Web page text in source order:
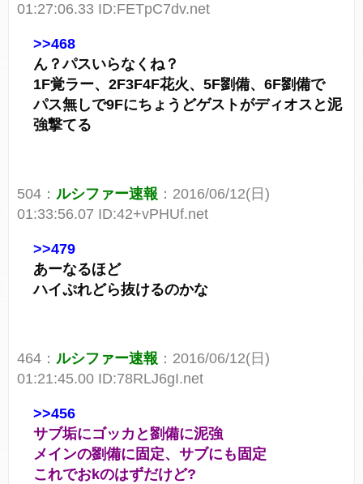
01:27:06.33 ID:FETpC7dv.net
>>468
ん？パスいらなくね？
1F覚ラー、2F3F4F花火、5F劉備、6F劉備で
パス無しで9Fにちょうどゲストがディオスと泥
強撃てる
504： ルシファー速報 ：2016/06/12(日)
01:33:56.07 ID:42+vPHUf.net
>>479
あーなるほど
ハイぷれどら抜けるのかな
464： ルシファー速報 ：2016/06/12(日)
01:21:45.00 ID:78RLJ6gI.net
>>456
サブ垢にゴッカと劉備に泥強
メインの劉備に固定、サブにも固定
これでおkのはずだけど?